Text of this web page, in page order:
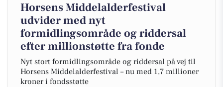
Horsens Middelalderfestival
udvider med nyt
formidlingsområde og riddersal
efter millionstøtte fra fonde
Nyt stort formidlingsområde og riddersal på vej til
Horsens Middelalderfestival – nu med 1,7 millioner
kroner i fondsstøtte